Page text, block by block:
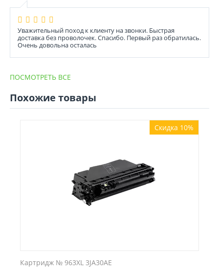
Уважительный поход к клиенту на звонки. Быстрая
доставка без проволочек. Спасибо. Первый раз обратилась.
Очень довольна осталась
ПОСМОТРЕТЬ ВСЕ
Похожие товары
Скидка 10%
Картридж № 963XL 3JA30AE